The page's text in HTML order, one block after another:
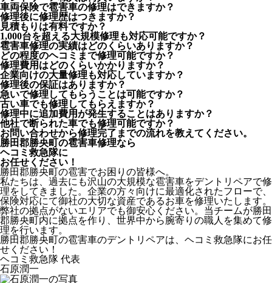
車両保険で雹害車の修理はできますか？
修理後に修理歴はつきますか？
見積もりは有料ですか？
1,000台を超える大規模修理も対応可能ですか？
雹害車修理の実績はどのくらいありますか？
どの程度のヘコミまで修理可能ですか？
修理費用はどのくらいかかりますか？
企業向けの大量修理も対応していますか？
修理後の保証はありますか？
急いで修理してもらうことは可能ですか？
古い車でも修理してもらえますか？
修理中に追加費用が発生することはありますか？
他社で断られた車でも修理可能ですか？
お問い合わせから修理完了までの流れを教えてください。
勝田郡勝央町の雹害車修理なら
ヘコミ救急隊に
お任せください！
勝田郡勝央町の雹害でお困りの皆様へ。
私たちは、過去にも沢山の大規模な雹害車をデントリペアで修
理をしてきました。企業の方々向けに最適化されたフローで、
保険対応にて御社の大切な資産であるお車を修理いたします。
弊社の拠点がないエリアでも御安心ください。当チームが勝田
郡勝央町内に拠点を作り、世界中から腕寄りの職人を集めて修
理を行います。
勝田郡勝央町の雹害車のデントリペアは、ヘコミ救急隊にお任
せください！
ヘコミ救急隊 代表
石原潤一